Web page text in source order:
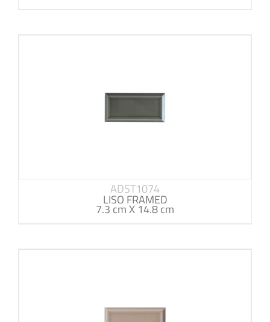
ADST1074
LISO FRAMED
7.3 cm X 14.8 cm